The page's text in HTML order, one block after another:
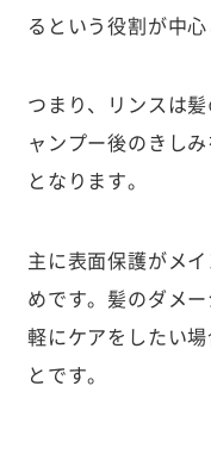
るという役割が中心
つまり、リンスは
ャンプー後のきし
となります。
主に表面保護がメ
めです。髪のダメ
軽にケアをしたい
とです。